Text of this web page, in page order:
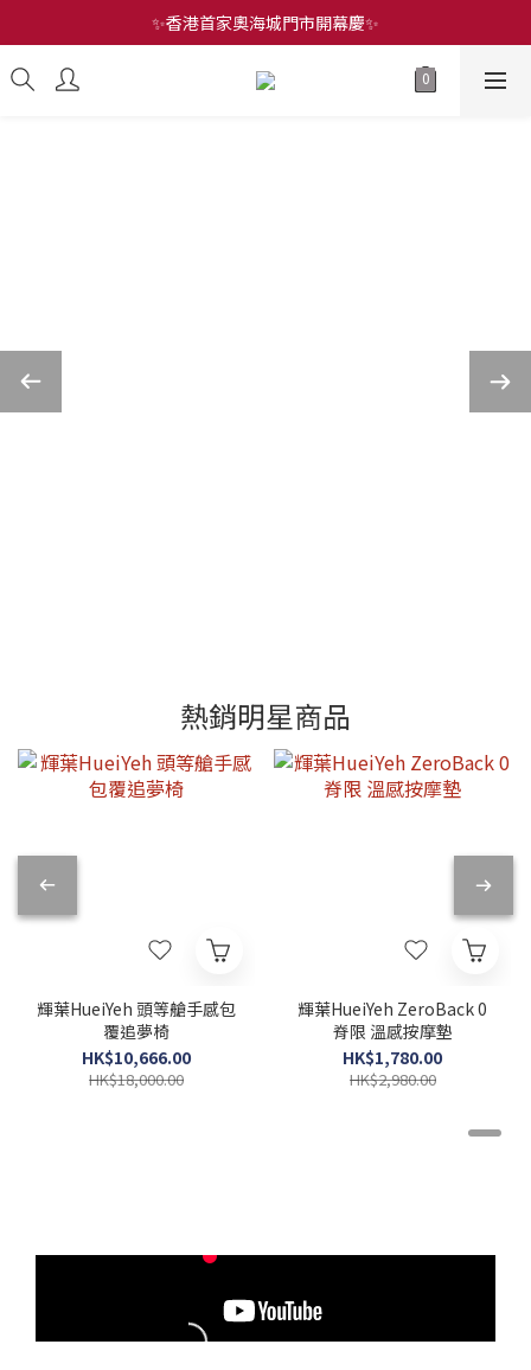
✨香港首家奧海城門市開幕慶✨
熱銷明星商品
輝葉HueiYeh 頭等艙手感包
覆追夢椅
HK$10,666.00
HK$18,000.00
輝葉HueiYeh ZeroBack 0
脊限 溫感按摩墊
HK$1,780.00
HK$2,980.00